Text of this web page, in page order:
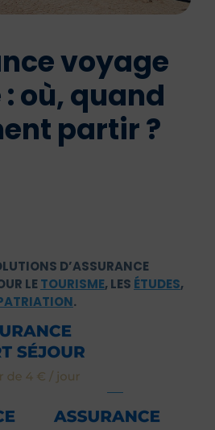
voyage
où, quand
partir ?
D’ASSURANCE
LETOURISME, LES ÉTUDES,
.